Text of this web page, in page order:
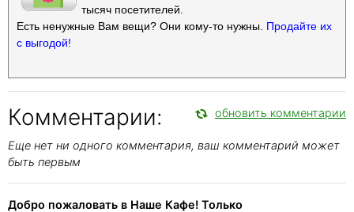
тысяч посетителей.
Есть ненужные Вам вещи? Они кому-то нужны. Продайте их
с выгодой!
Комментарии: обновить комментарии
Еще нет ни одного комментария, ваш комментарий может
быть первым
Добро пожаловать в Наше Кафе! Только